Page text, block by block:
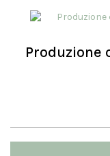
Produzione